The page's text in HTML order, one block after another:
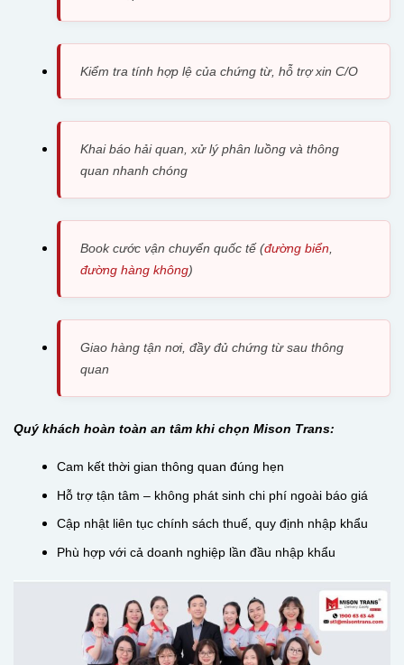
Kiểm tra tính hợp lệ của chứng từ, hỗ trợ xin C/O
Khai báo hải quan, xử lý phân luồng và thông
quan nhanh chóng
Book cước vận chuyển quốc tế (đường biển,
đường hàng không)
Giao hàng tận nơi, đầy đủ chứng từ sau thông
quan
Quý khách hoàn toàn an tâm khi chọn Mison Trans:
Cam kết thời gian thông quan đúng hẹn
Hỗ trợ tận tâm – không phát sinh chi phí ngoài báo giá
Cập nhật liên tục chính sách thuế, quy định nhập khẩu
Phù hợp với cả doanh nghiệp lần đầu nhập khẩu